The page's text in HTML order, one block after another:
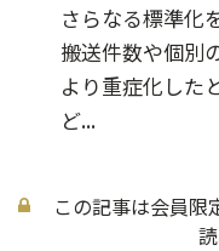
さらなる標準化
搬送件数や個別
より重症化した
ど...
この記事は会員限